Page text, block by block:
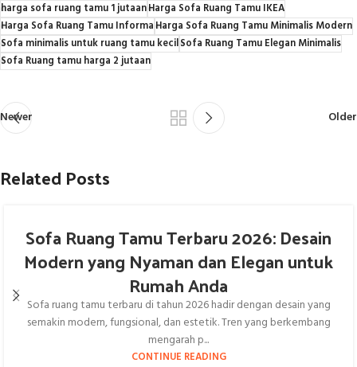
harga sofa ruang tamu 1 jutaanHarga Sofa Ruang Tamu IKEA
Harga Sofa Ruang Tamu InformaHarga Sofa Ruang Tamu Minimalis Modern
Sofa minimalis untuk ruang tamu kecilSofa Ruang Tamu Elegan Minimalis
Sofa Ruang tamu harga 2 jutaan
Newer Older
Related Posts
Sofa Ruang Tamu Terbaru 2026: Desain
Modern yang Nyaman dan Elegan untuk
Rumah Anda
Sofa ruang tamu terbaru di tahun 2026 hadir dengan desain yang
semakin modern, fungsional, dan estetik. Tren yang berkembang
mengarah p...
CONTINUE READING